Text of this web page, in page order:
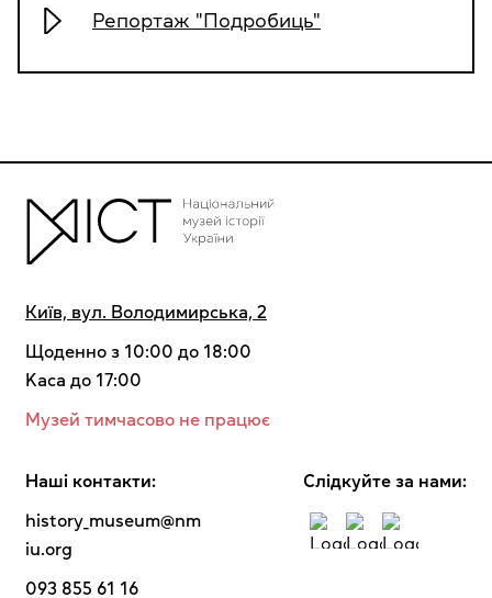
Репортаж "Подробиць"
Київ, вул. Володимирська, 2
Щоденно з 10:00 до 18:00
Kaca до 17:00
Музей тимчасово не працює
Наші контакти:
history_museum@nm
iu.org
093 855 61 16
Cлідкуйте за нами: